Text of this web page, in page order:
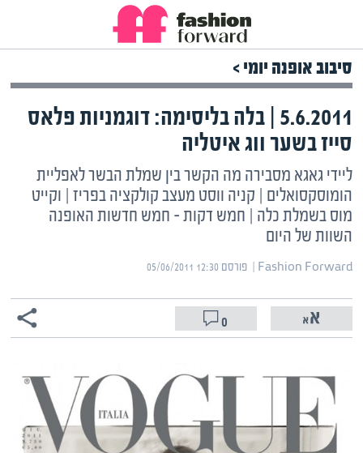
סיבוב אופנה יומי >
5.6.2011 | בלה בליסימה: דוגמניות פלאס
סייז בשער ווג איטליה
ליידי גאגא מסבירה מה הקשר בין שמלת הבשר לאפליית
הומוסקסואלים | קניה ווסט מעצב קולקציה בפריז | וקייט
מוס בשמלת כלה | חמש דקות – חמש חדשות האופנה
השוות של היום
Fashion Forward | ‏ פורסם ‎05/06/2011 12:30
0